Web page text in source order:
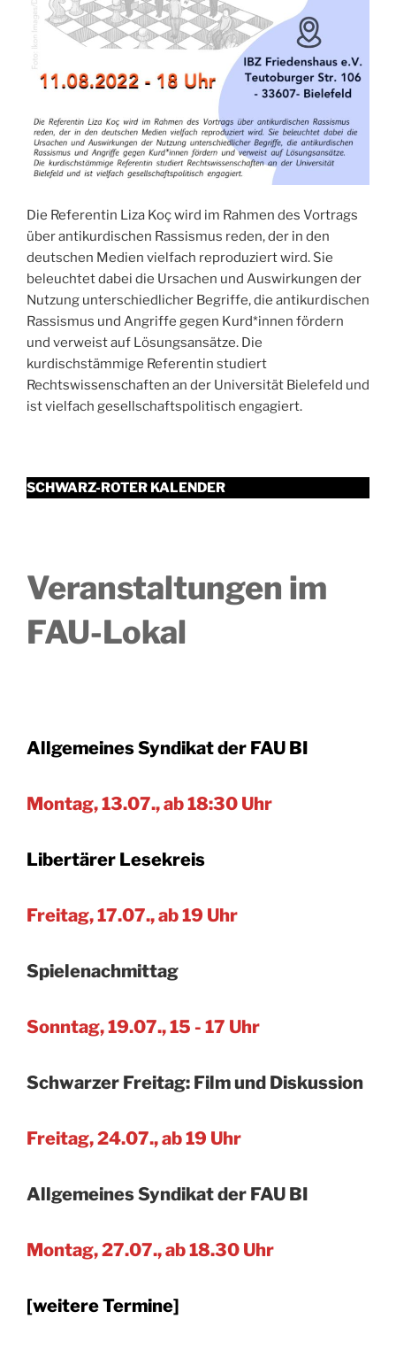
Die Referentin Liza Koç wird im Rahmen des Vortrags
über antikurdischen Rassismus reden, der in den
deutschen Medien vielfach reproduziert wird. Sie
beleuchtet dabei die Ursachen und Auswirkungen der
Nutzung unterschiedlicher Begriffe, die antikurdischen
Rassismus und Angriffe gegen Kurd*innen fördern
und verweist auf Lösungsansätze. Die
kurdischstämmige Referentin studiert
Rechtswissenschaften an der Universität Bielefeld und
ist vielfach gesellschaftspolitisch engagiert.
SCHWARZ-ROTER KALENDER
Veranstaltungen im
FAU-Lokal
Allgemeines Syndikat der FAU BI
Montag, 13.07., ab 18:30 Uhr
Libertärer Lesekreis
Freitag, 17.07., ab 19 Uhr
Spielenachmittag
Sonntag, 19.07., 15 - 17 Uhr
Schwarzer Freitag: Film und Diskussion
Freitag, 24.07., ab 19 Uhr
Allgemeines Syndikat der FAU BI
Montag, 27.07., ab 18.30 Uhr
[weitere Termine]